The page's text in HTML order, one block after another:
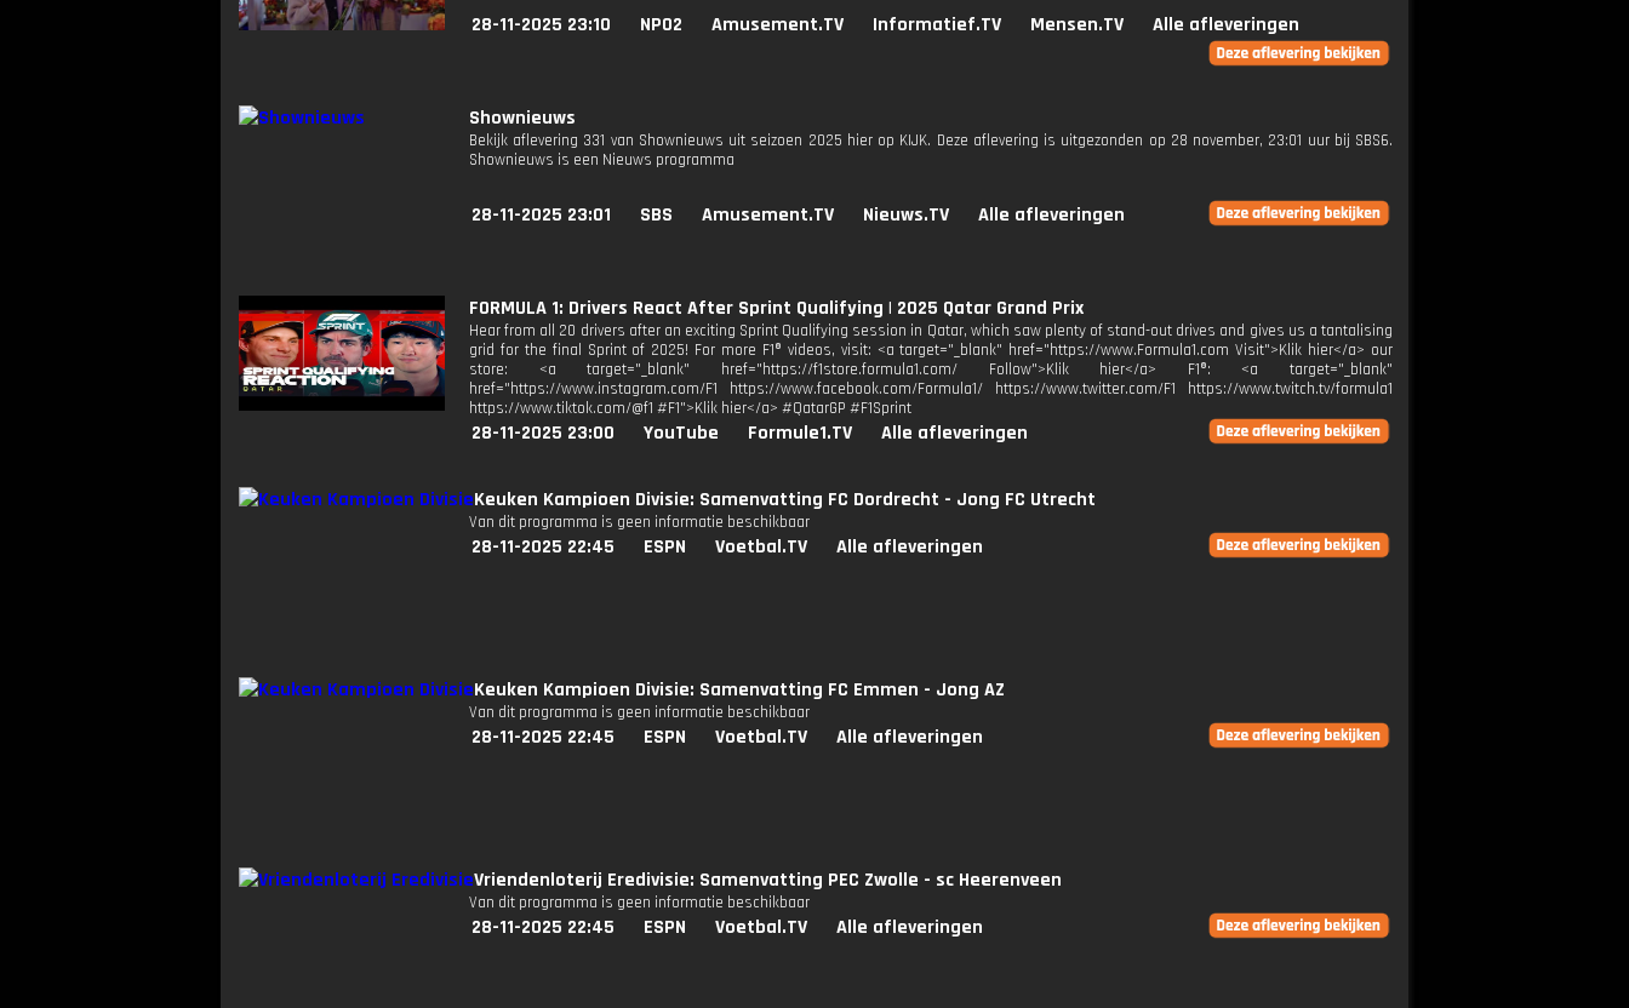
28-11-2025 23:10 NPO2 Amusement.TV Informatief.TV Mensen.TV Alle afleveringen
Shownieuws
Bekijk aflevering 331 van Shownieuws uit seizoen 2025 hier op KIJK. Deze aflevering is uitgezonden op 28 november, 23:01 uur bij SBS6.
Shownieuws is een Nieuws programma
28-11-2025 23:01 SBS Amusement.TV Nieuws.TV Alle afleveringen
FORMULA 1: Drivers React After Sprint Qualifying | 2025 Qatar Grand Prix
Hear from all 20 drivers after an exciting Sprint Qualifying session in Qatar, which saw plenty of stand-out drives and gives us a tantalising
grid for the final Sprint of 2025! For more F1® videos, visit: <a target="_blank" href="https://www.Formula1.com Visit">Klik hier</a> our
store: <a target="_blank" href="https://f1store.formula1.com/ Follow">Klik hier</a> F1®: <a target="_blank"
href="https://www.instagram.com/F1 https://www.facebook.com/Formula1/ https://www.twitter.com/F1 https://www.twitch.tv/formula1
https://www.tiktok.com/@f1 #F1">Klik hier</a> #QatarGP #F1Sprint
28-11-2025 23:00 YouTube Formule1.TV Alle afleveringen
Keuken Kampioen Divisie: Samenvatting FC Dordrecht - Jong FC Utrecht
Van dit programma is geen informatie beschikbaar
28-11-2025 22:45 ESPN Voetbal.TV Alle afleveringen
Keuken Kampioen Divisie: Samenvatting FC Emmen - Jong AZ
Van dit programma is geen informatie beschikbaar
28-11-2025 22:45 ESPN Voetbal.TV Alle afleveringen
Vriendenloterij Eredivisie: Samenvatting PEC Zwolle - sc Heerenveen
Van dit programma is geen informatie beschikbaar
28-11-2025 22:45 ESPN Voetbal.TV Alle afleveringen